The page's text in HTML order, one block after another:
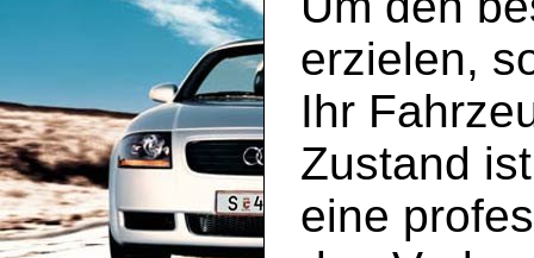
erzielen,
Ihr
Zustand
eine